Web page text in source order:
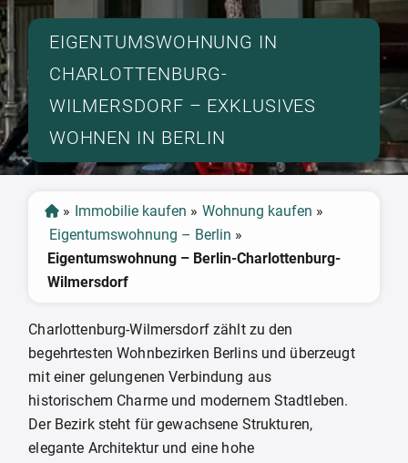
EIGENTUMSWOHNUNG IN
CHARLOTTENBURG-
WILMERSDORF – EXKLUSIVES
WOHNEN IN BERLIN
» Immobilie kaufen » Wohnung kaufen »
Eigentumswohnung – Berlin »
Eigentumswohnung – Berlin-Charlottenburg-
Wilmersdorf
Charlottenburg-Wilmersdorf zählt zu den
begehrtesten Wohnbezirken Berlins und überzeugt
mit einer gelungenen Verbindung aus
historischem Charme und modernem Stadtleben.
Der Bezirk steht für gewachsene Strukturen,
elegante Architektur und eine hohe